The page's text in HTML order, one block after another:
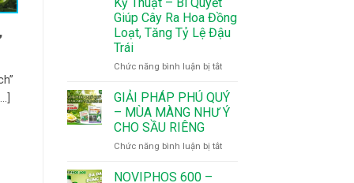
Giúp Cây Ra Hoa Đồng
Loạt, Tăng Tỷ Lệ Đậu
Trái
Chức năng bình luận bị tắtở
Trình
Xử
Lý
Hoa
GIẢI PHÁP PHÚ QUÝ
– MÙA MÀNG NHƯ Ý
CHO SẦU RIÊNG
Chức năng bình luận bị tắtở
NOVIPHOS 600 –